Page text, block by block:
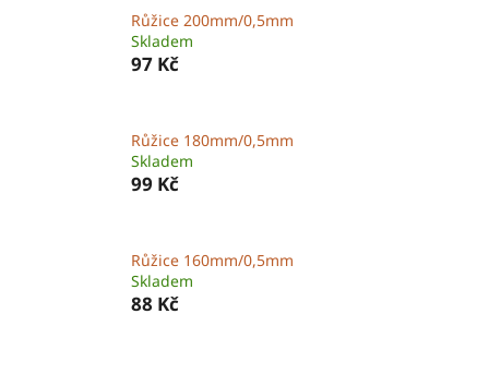
Růžice 200mm/0,5mm
Skladem
97 Kč
Růžice 180mm/0,5mm
Skladem
99 Kč
Růžice 160mm/0,5mm
Skladem
88 Kč